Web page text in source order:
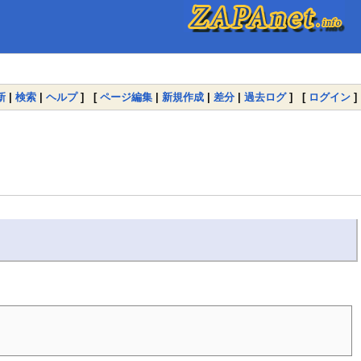
| 検索 | ヘルプ] [ ページ編集 | 新規作成 | 差分 | 過去ログ] [ ログイン ]